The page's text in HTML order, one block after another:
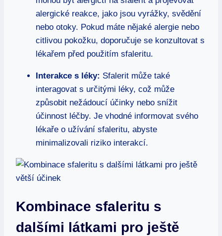
alergické reakce, jako jsou vyrážky, svědění
nebo otoky. Pokud máte nějaké alergie nebo
citlivou pokožku, doporučuje se konzultovat s
lékařem před použitím sfaleritu.
Interakce s léky: Sfalerit může také
interagovat s určitými léky, což může
způsobit nežádoucí účinky nebo snížit
účinnost léčby. Je vhodné informovat svého
lékaře o užívání sfaleritu, abyste
minimalizovali riziko interakcí.
Kombinace sfaleritu s
dalšími látkami pro ještě